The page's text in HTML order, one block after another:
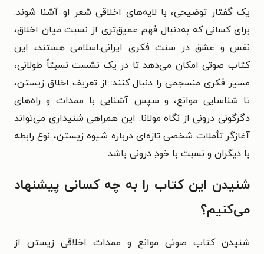
یک گفتار توضیحی، با لایه‌های اخلاقی شعر او آشنا شوند.
برای کسانی که به‌دنبال فهم عمیق‌تری از نسبت میان اخلاق،
نفس و عشق در سنت فکری ایرانی‌ـ‌اسلامی هستند، این
کتاب صوتی امکان می‌دهد تا در یک نشست نسبتاً طولانی،
مسیر فکری منسجمی را دنبال کنند: از تعریف اخلاق زیستن،
تا شناسایی موانع، و سپس آشنایی با ممدات و راه‌های
دگرگونی درونی از نگاه مولانا. این همراهی شنیداری می‌تواند
آغازگر تأملات شخصی تازه‌ای درباره شیوه زیستن، نوع رابطه
با دیگران و نسبت با خودِ درونی باشد.
شنیدن این کتاب را به چه کسانی پیشنهاد
می‌کنیم؟
شنیدن کتاب صوتی موانع و ممدات اخلاقی زیستن از